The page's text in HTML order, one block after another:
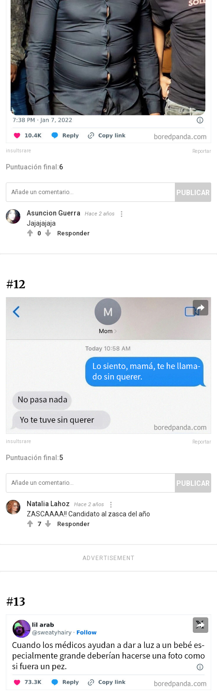
insultsrare Reportar
Puntuación final:6
PUBLICAR
Asuncion Guerra Hace 2 años
Jajajajaja
0 Responder
#12
insultsrare Reportar
Puntuación final:5
PUBLICAR
Natalia Lahoz Hace 2 años
ZASCAAAA!! Candidato al zasca del año
7 Responder
ADVERTISEMENT
#13